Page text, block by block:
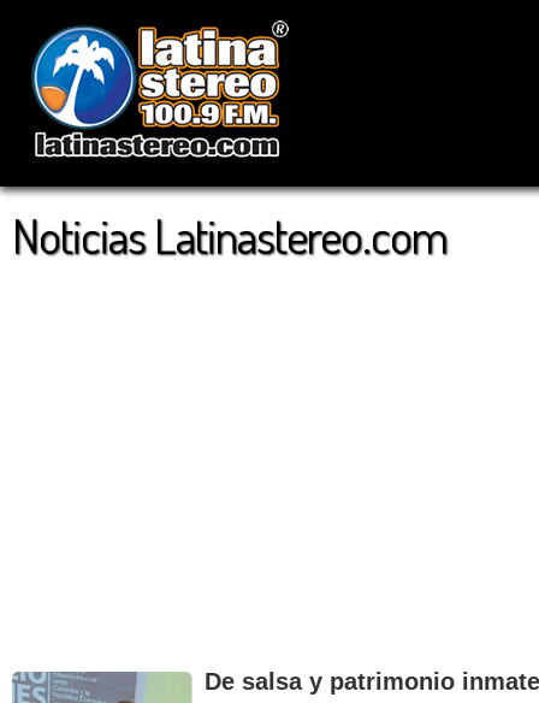
Noticias Latinastereo.com
De salsa y patrimonio